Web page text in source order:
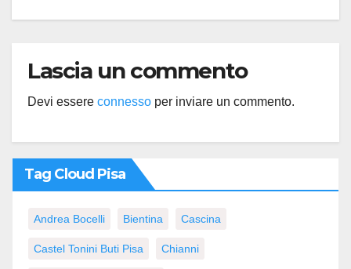
Lascia un commento
Devi essere connesso per inviare un commento.
Tag Cloud Pisa
Andrea Bocelli Bientina Cascina
Castel Tonini Buti Pisa Chianni